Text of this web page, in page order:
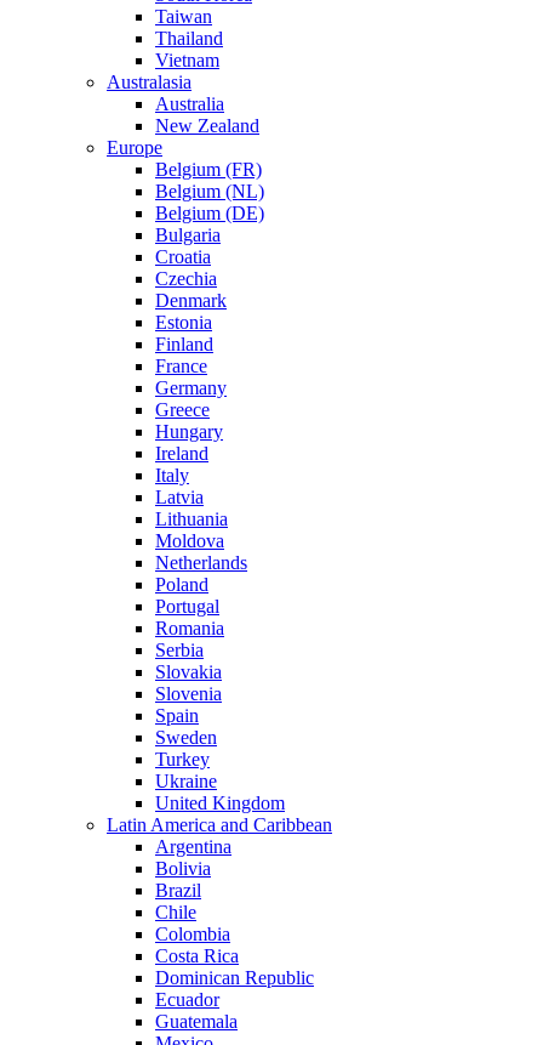
Taiwan
Thailand
Vietnam
Australasia
Australia
New Zealand
Europe
Belgium (FR)
Belgium (NL)
Belgium (DE)
Bulgaria
Croatia
Czechia
Denmark
Estonia
Finland
France
Germany
Greece
Hungary
Ireland
Italy
Latvia
Lithuania
Moldova
Netherlands
Poland
Portugal
Romania
Serbia
Slovakia
Slovenia
Spain
Sweden
Turkey
Ukraine
United Kingdom
Latin America and Caribbean
Argentina
Bolivia
Brazil
Chile
Colombia
Costa Rica
Dominican Republic
Ecuador
Guatemala